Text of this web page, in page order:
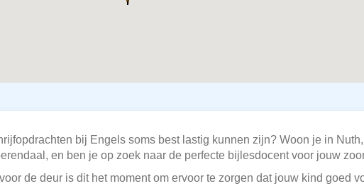
bij Engels soms best lastig kunnen zijn? Woon je in
en ben je op zoek naar de perfecte bijlesdocent voor jouw
de deur is dit het moment om ervoor te zorgen dat jouw kind goed